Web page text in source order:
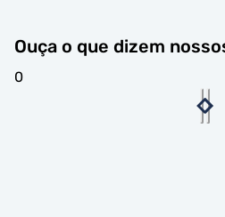
Ouça o que dizem
0